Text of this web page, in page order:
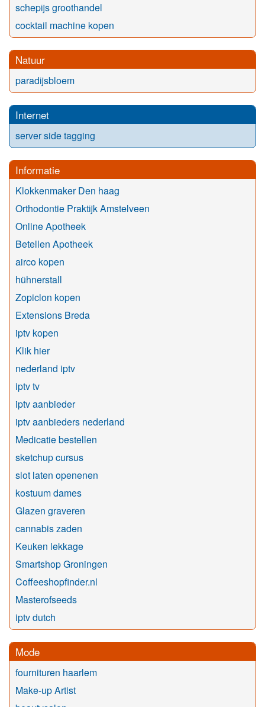
schepijs groothandel
cocktail machine kopen
Natuur
paradijsbloem
Internet
server side tagging
Informatie
Klokkenmaker Den haag
Orthodontie Praktijk Amstelveen
Online Apotheek
Betellen Apotheek
airco kopen
hühnerstall
Zopiclon kopen
Extensions Breda
iptv kopen
Klik hier
nederland iptv
iptv tv
iptv aanbieder
iptv aanbieders nederland
Medicatie bestellen
sketchup cursus
slot laten openenen
kostuum dames
Glazen graveren
cannabis zaden
Keuken lekkage
Smartshop Groningen
Coffeeshopfinder.nl
Masterofseeds
iptv dutch
Mode
fournituren haarlem
Make-up Artist